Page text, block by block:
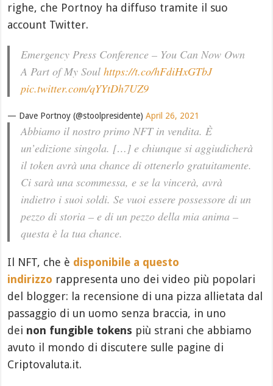
righe, che Portnoy ha diffuso tramite il suo
account Twitter.
Emergency Press Conference – You Can Now Own
A Part of My Soulhttps://t.co/hFdiHxGTbJ
pic.twitter.com/qYYtDh7UZ9
— Dave Portnoy (@stoolpresidente)April 26, 2021
Abbiamo il nostro primo NFT in vendita. È
un’edizione singola. […] e chiunque si aggiudicherà
il token avrà una chance di ottenerlo gratuitamente.
Ci sarà una scommessa, e se la vincerà, avrà
indietro i suoi soldi. Se vuoi essere possessore di un
pezzo di storia – e di un pezzo della mia anima –
questa è la tua chance.
Il NFT, che è disponibile a questo
indirizzo rappresenta uno dei video più popolari
del blogger: la recensione di una pizza allietata dal
passaggio di un uomo senza braccia, in uno
dei non fungible tokens più strani che abbiamo
avuto il mondo di discutere sulle pagine di
Criptovaluta.it.